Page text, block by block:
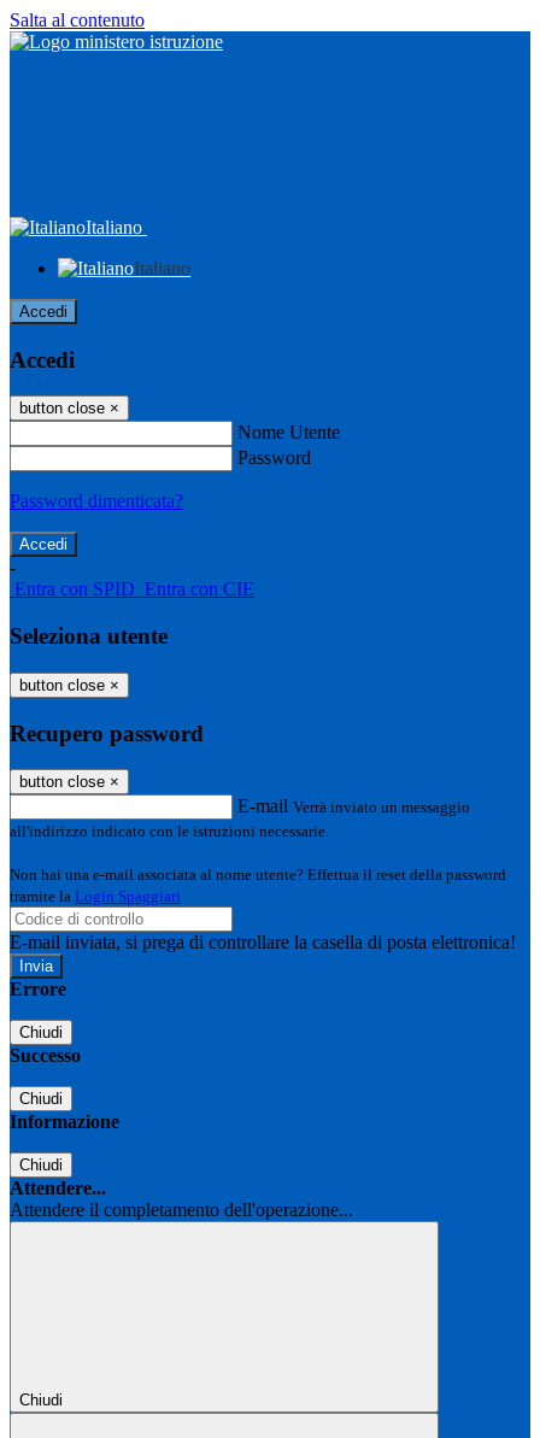
Salta al contenuto
Italiano
Italiano
Accedi
Accedi
button close ×
Nome Utente
Password
Password dimenticata?
-
Entra con SPID Entra con CIE
Seleziona utente
button close ×
Recupero password
button close ×
E-mail Verrà inviato un messaggio
all'indirizzo indicato con le istruzioni necessarie.
Non hai una e-mail associata al nome utente? Effettua il reset della password
tramite la Login Spaggiari
E-mail inviata, si prega di controllare la casella di posta elettronica!
Errore
Chiudi
Successo
Chiudi
Informazione
Chiudi
Attendere...
Attendere il completamento dell'operazione...
Chiudi